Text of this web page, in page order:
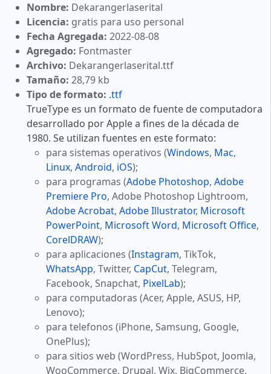
Nombre: Dekarangerlaserital
Licencia: gratis para uso personal
Fecha Agregada: 2022-08-08
Agregado: Fontmaster
Archivo: Dekarangerlaserital.ttf
Tamaño: 28,79 kb
Tipo de formato: .ttf
TrueType es un formato de fuente de computadora
desarrollado por Apple a fines de la década de
1980. Se utilizan fuentes en este formato:
para sistemas operativos (Windows, Mac,
Linux, Android, iOS);
para programas (Adobe Photoshop, Adobe
Premiere Pro, Adobe Photoshop Lightroom,
Adobe Acrobat, Adobe Illustrator, Microsoft
PowerPoint, Microsoft Word, Microsoft Office,
CorelDRAW);
para aplicaciones (Instagram, TikTok,
WhatsApp, Twitter, CapCut, Telegram,
Facebook, Snapchat, PixelLab);
para computadoras (Acer, Apple, ASUS, HP,
Lenovo);
para telefonos (iPhone, Samsung, Google,
OnePlus);
para sitios web (WordPress, HubSpot, Joomla,
WooCommerce, Drupal, Wix, BigCommerce,